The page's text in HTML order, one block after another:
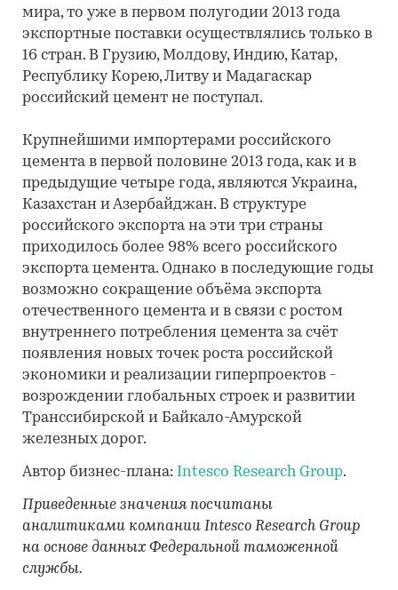
мира, то уже в первом полугодии 2013 года
экспортные поставки осуществлялись только в
16 стран. В Грузию, Молдову, Индию, Катар,
Республику Корею, Литву и Мадагаскар
российский цемент не поступал.
Крупнейшими импортерами российского
цемента в первой половине 2013 года, как и в
предыдущие четыре года, являются Украина,
Казахстан и Азербайджан. В структуре
российского экспорта на эти три страны
приходилось более 98% всего российского
экспорта цемента. Однако в последующие годы
возможно сокращение объёма экспорта
отечественного цемента и в связи с ростом
внутреннего потребления цемента за счёт
появления новых точек роста российской
экономики и реализации гиперпроектов -
возрождении глобальных строек и развитии
Транссибирской и Байкало-Амурской
железных дорог.
Автор бизнес-плана: Intesco Research Group.
Приведенные значения посчитаны
аналитиками компании Intesco Research Group
на основе данных Федеральной таможенной
службы.